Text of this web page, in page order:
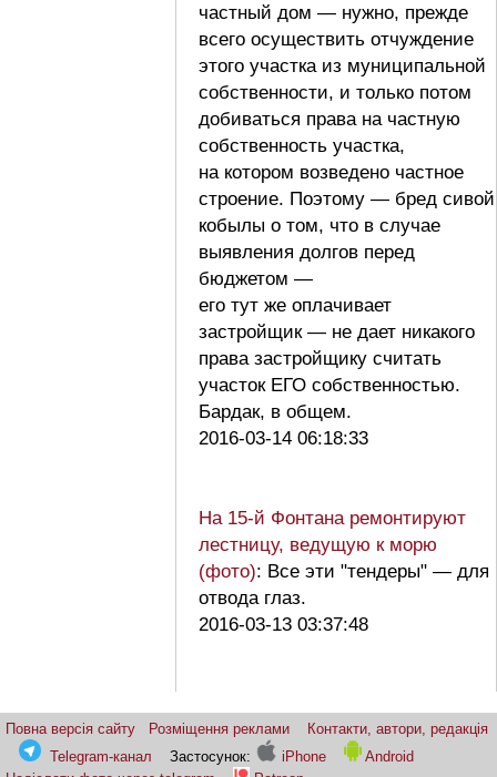
частный дом — нужно, прежде
всего осуществить отчуждение
этого участка из муниципальной
собственности, и только потом
добиваться права на частную
собственность участка,
на котором возведено частное
строение. Поэтому — бред сивой
кобылы о том, что в случае
выявления долгов перед
бюджетом —
его тут же оплачивает
застройщик — не дает никакого
права застройщику считать
участок ЕГО собственностью.
Бардак, в общем.
2016-03-14 06:18:33
На 15-й Фонтана ремонтируют
лестницу, ведущую к морю
(фото): Все эти "тендеры" — для
отвода глаз.
2016-03-13 03:37:48
Повна версія сайту Розміщення реклами
Контакти, автори, редакція
Telegram-канал
Застосунок: iPhone
Android